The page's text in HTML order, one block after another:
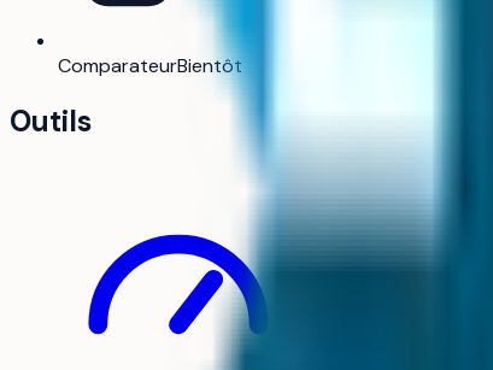
ComparateurBientôt
Outils